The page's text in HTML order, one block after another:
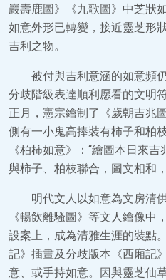
巖壽鹿圖》《九歌圖》中芝狀
如意外形已轉變，接近靈芝形
吉利之物。
被付與吉利意涵的如意頻
分歧階級表達順利愿看的文明
正月，憲宗繪制了《歲朝吉兆
側有一小鬼高捧裝有柿子和柏
《柏柿如意》：“繪圖本日來
與柿子、柏枝聯合，圖文相和
明代文人以如意為文房清
《暢飲離騷圖》等文人繪像中
設案上，成為清雅生涯的裝點
記》插畫及分歧版本《西廂記
意、或手持如意。因與靈芝仙